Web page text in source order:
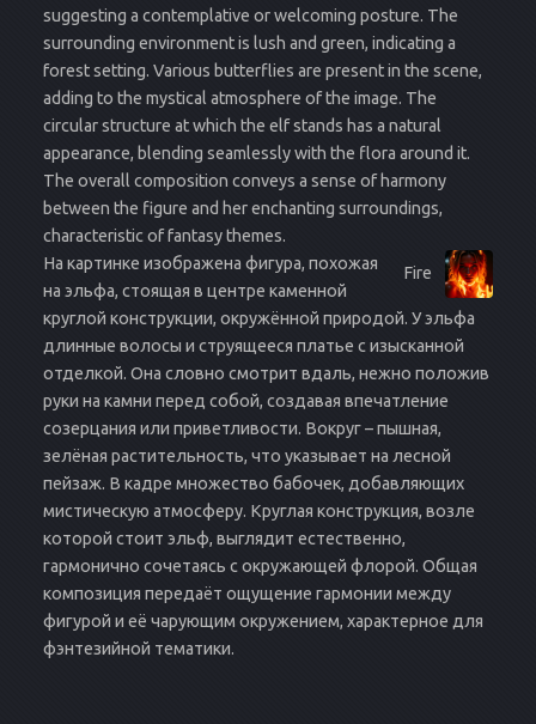
suggesting a contemplative or welcoming posture. The
surrounding environment is lush and green, indicating a
forest setting. Various butterflies are present in the scene,
adding to the mystical atmosphere of the image. The
circular structure at which the elf stands has a natural
appearance, blending seamlessly with the flora around it.
The overall composition conveys a sense of harmony
between the figure and her enchanting surroundings,
characteristic of fantasy themes.
Fire
На картинке изображена фигура, похожая
на эльфа, стоящая в центре каменной
круглой конструкции, окружённой природой. У эльфа
длинные волосы и струящееся платье с изысканной
отделкой. Она словно смотрит вдаль, нежно положив
руки на камни перед собой, создавая впечатление
созерцания или приветливости. Вокруг – пышная,
зелёная растительность, что указывает на лесной
пейзаж. В кадре множество бабочек, добавляющих
мистическую атмосферу. Круглая конструкция, возле
которой стоит эльф, выглядит естественно,
гармонично сочетаясь с окружающей флорой. Общая
композиция передаёт ощущение гармонии между
фигурой и её чарующим окружением, характерное для
фэнтезийной тематики.